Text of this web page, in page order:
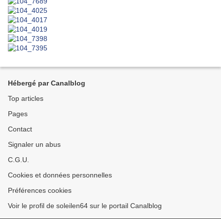
Hébergé par Canalblog
Top articles
Pages
Contact
Signaler un abus
C.G.U.
Cookies et données personnelles
Préférences cookies
Voir le profil de soleilen64 sur le portail Canalblog